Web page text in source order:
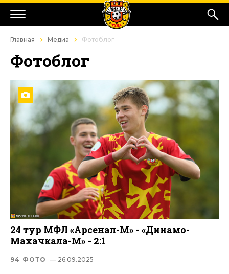
Главная Медиа Фотоблог
Фотоблог
24 тур МФЛ «Арсенал-М» - «Динамо-
Махачкала-М» - 2:1
94 ФОТО — 26.09.2025